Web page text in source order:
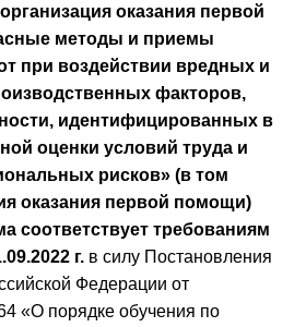
оказания первой
методы и приемы
при воздействии вредных и
факторов,
идентифицированных в
оценки условий труда и
рисков» (в том
оказания первой помощи)
соответствует требованиям
г. в силу Постановления
Федерации от
«О порядке обучения по